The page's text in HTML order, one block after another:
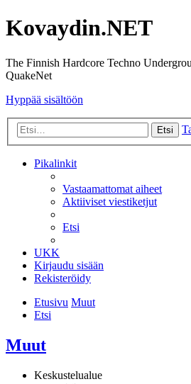
Kovaydin.NET
The Finnish Hardcore Techno
QuakeNet
Hyppää sisältöön
Etsi
Pikalinkit
Vastaamattomat aiheet
Aktiiviset viestiketjut
Etsi
UKK
Kirjaudu sisään
Rekisteröidy
Etusivu Muut
Etsi
Muut
Keskustelualue